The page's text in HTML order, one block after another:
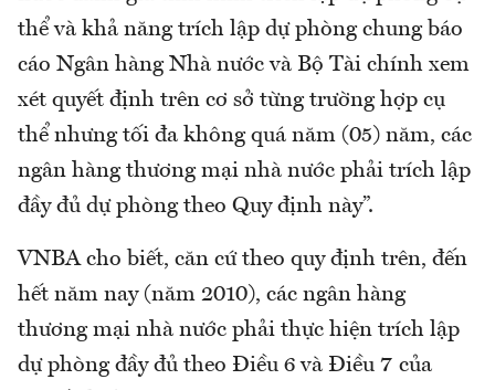
thể và khả năng trích lập dự phòng chung báo
cáo Ngân hàng Nhà nước và Bộ Tài chính xem
xét quyết định trên cơ sở từng trường hợp cụ
thể nhưng tối đa không quá năm (05) năm, các
ngân hàng thương mại nhà nước phải trích lập
đầy đủ dự phòng theo Quy định này”.
VNBA cho biết, căn cứ theo quy định trên, đến
hết năm nay (năm 2010), các ngân hàng
thương mại nhà nước phải thực hiện trích lập
dự phòng đầy đủ theo Điều 6 và Điều 7 của